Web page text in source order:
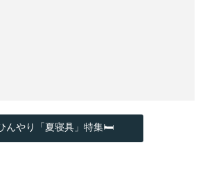
んやり「夏寝具」特集🛏